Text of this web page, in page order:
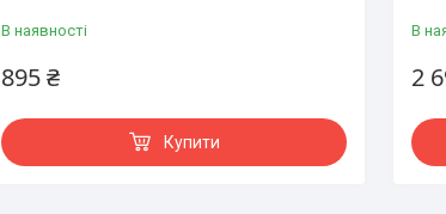
В наявності
895 ₴
Купити
В
2